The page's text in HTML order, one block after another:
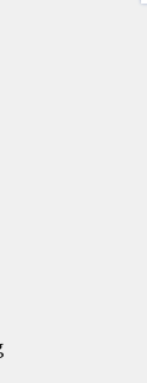
für
Platzhalter
als ein